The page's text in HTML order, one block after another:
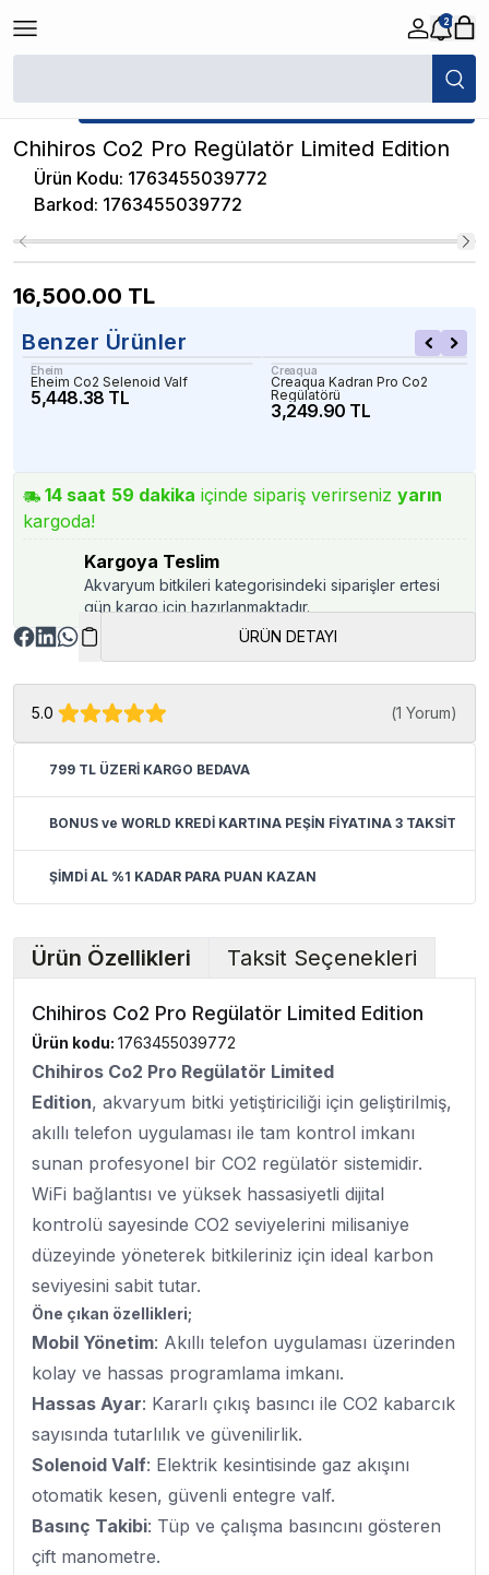
2
/ Chihiros Co2 Pro Regülatör Limited Edition
★ Atakan Petshop, Chihiros yetkili satıcısıdır.
Chihiros Co2 Pro Regülatör Limited Edition
Ürün Kodu: 1763455039772
Barkod: 1763455039772
16,500.00 TL
Benzer Ürünler
Eheim
Eheim Co2 Selenoid Valf
5,448.38 TL
Creaqua
Creaqua Kadran Pro Co2
Regülatörü
3,249.90 TL
14 saat 59 dakika içinde sipariş verirseniz yarın
kargoda!
Kargoya Teslim
Akvaryum bitkileri kategorisindeki siparişler ertesi
gün kargo için hazırlanmaktadır.
ÜRÜN DETAYI
5.0 (1 Yorum)
799 TL ÜZERİ KARGO BEDAVA
BONUS ve WORLD KREDİ KARTINA PEŞİN FİYATINA 3 TAKSİT
ŞİMDİ AL %1 KADAR PARA PUAN KAZAN
Ürün Özellikleri Taksit Seçenekleri
Chihiros Co2 Pro Regülatör Limited Edition
Ürün kodu: 1763455039772
Chihiros Co2 Pro Regülatör Limited
Edition, akvaryum bitki yetiştiriciliği için geliştirilmiş,
akıllı telefon uygulaması ile tam kontrol imkanı
sunan profesyonel bir CO2 regülatör sistemidir.
WiFi bağlantısı ve yüksek hassasiyetli dijital
kontrolü sayesinde CO2 seviyelerini milisaniye
düzeyinde yöneterek bitkileriniz için ideal karbon
seviyesini sabit tutar.
Öne çıkan özellikleri;
Mobil Yönetim: Akıllı telefon uygulaması üzerinden
kolay ve hassas programlama imkanı.
Hassas Ayar: Kararlı çıkış basıncı ile CO2 kabarcık
sayısında tutarlılık ve güvenilirlik.
Solenoid Valf: Elektrik kesintisinde gaz akışını
otomatik kesen, güvenli entegre valf.
Basınç Takibi: Tüp ve çalışma basıncını gösteren
çift manometre.